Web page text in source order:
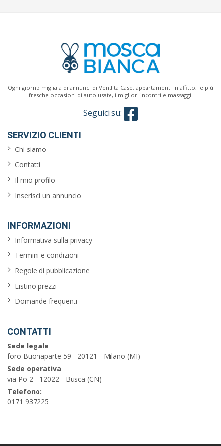
Ogni giorno migliaia di annunci di Vendita Case, appartamenti in affitto, le più
fresche occasioni di auto usate, i migliori incontri e massaggi.
Seguici su:
SERVIZIO CLIENTI
Chi siamo
Contatti
Il mio profilo
Inserisci un annuncio
INFORMAZIONI
Informativa sulla privacy
Termini e condizioni
Regole di pubblicazione
Listino prezzi
Domande frequenti
CONTATTI
Sede legale
foro Buonaparte 59 - 20121 - Milano (MI)
Sede operativa
via Po 2 - 12022 - Busca (CN)
Telefono:
0171 937225